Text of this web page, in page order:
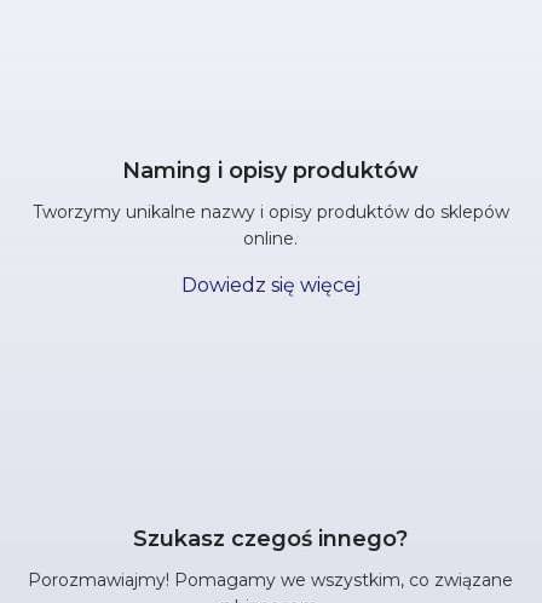
Naming i opisy produktów
Tworzymy unikalne nazwy i opisy produktów do sklepów
online.
Dowiedz się więcej
Szukasz czegoś innego?
Porozmawiajmy! Pomagamy we wszystkim, co związane